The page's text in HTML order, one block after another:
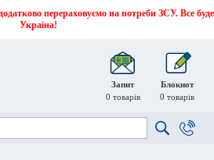
перераховуємо на потреби ЗСУ. Все буде
Україна!
Запит
0 товарів
Блокнот
0 товарів